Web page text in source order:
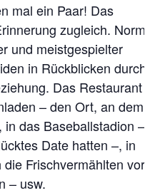
mal ein Paar! Das
zugleich. Norm
und meistgespielter
in Rückblicken durch
Das Restaurant
– den Ort, an dem
das Baseballstadion –
Date hatten –, in
Frischvermählten vor
– usw.